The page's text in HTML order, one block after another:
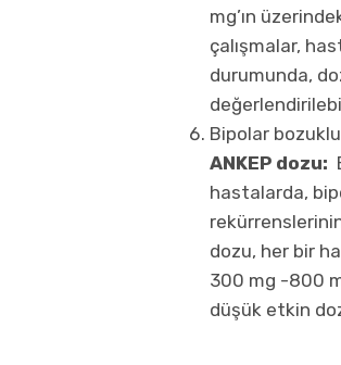
mg’ın
çalışmalar,
durumunda,
Bipolar
ANKEP dozu:
hastalarda,
dozu, her bir
300 mg -800
düşük etkin